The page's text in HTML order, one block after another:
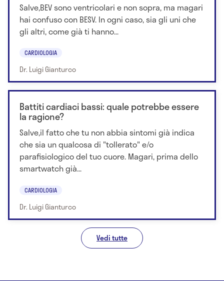
Salve,BEV sono ventricolari e non sopra, ma magari
hai confuso con BESV. In ogni caso, sia gli uni che
gli altri, come già ti hanno...
CARDIOLOGIA
Dr. Luigi Gianturco
Battiti cardiaci bassi: quale potrebbe essere
la ragione?
Salve,il fatto che tu non abbia sintomi già indica
che sia un qualcosa di "tollerato" e/o
parafisiologico del tuo cuore. Magari, prima dello
smartwatch già...
CARDIOLOGIA
Dr. Luigi Gianturco
Vedi tutte